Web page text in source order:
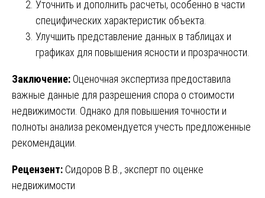
Уточнить и дополнить расчеты, особенно в части
специфических характеристик объекта.
Улучшить представление данных в таблицах и
графиках для повышения ясности и прозрачности.
Заключение: Оценочная экспертиза предоставила
важные данные для разрешения спора о стоимости
недвижимости. Однако для повышения точности и
полноты анализа рекомендуется учесть предложенные
рекомендации.
Рецензент: Сидоров В.В., эксперт по оценке
недвижимости